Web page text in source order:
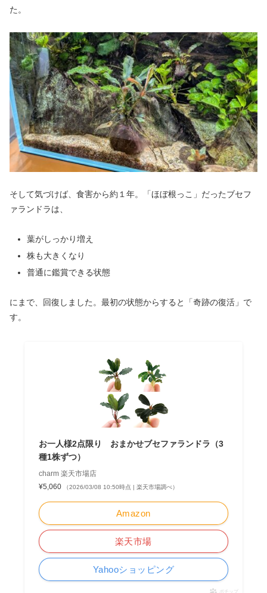
た。
そして気づけば、食害から約１年。「ほぼ根っこ」だったブセフ
ァランドラは、
葉がしっかり増え
株も大きくなり
普通に鑑賞できる状態
にまで、回復しました。最初の状態からすると「奇跡の復活」で
す。
お一人様2点限り おまかせブセファランドラ（3
種1株ずつ）
charm 楽天市場店
¥5,060
（2026/03/08 10:50時点 | 楽天市場調べ）
Amazon
楽天市場
Yahooショッピング
ポチップ